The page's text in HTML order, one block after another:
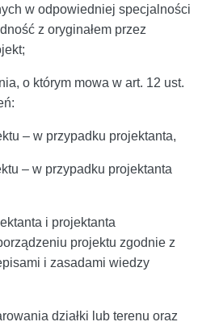
w odpowiedniej specjalności
z oryginałem przez
o którym mowa w art. 12 ust.
– w przypadku projektanta,
– w przypadku projektanta
i projektanta
projektu zgodnie z
i zasadami wiedzy
działki lub terenu oraz